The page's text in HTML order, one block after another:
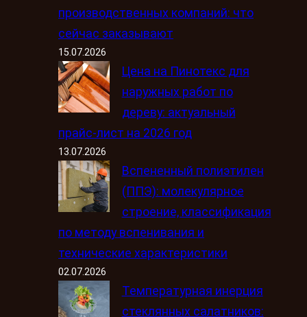
производственных компаний: что
сейчас заказывают
15.07.2026
Цена на Пинотекс для
наружных работ по
дереву: актуальный
прайс-лист на 2026 год
13.07.2026
Вспененный полиэтилен
(ППЭ): молекулярное
строение, классификация
по методу вспенивания и
технические характеристики
02.07.2026
Температурная инерция
стеклянных салатников: